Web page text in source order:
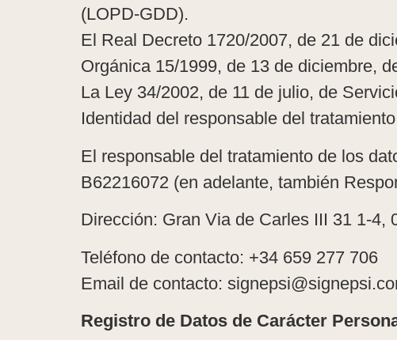
(LOPD-GDD).
El Real Decreto 1720/2007, de 21 de
Orgánica 15/1999, de 13 de diciembre,
La Ley 34/2002, de 11 de julio, de
Identidad del responsable del
El responsable del tratamiento de los
B62216072 (en adelante, también
Dirección: Gran Via de Carles III 31 1-4,
Teléfono de contacto: +34 659 277 706
Email de contacto:
Registro de Datos de Carácter